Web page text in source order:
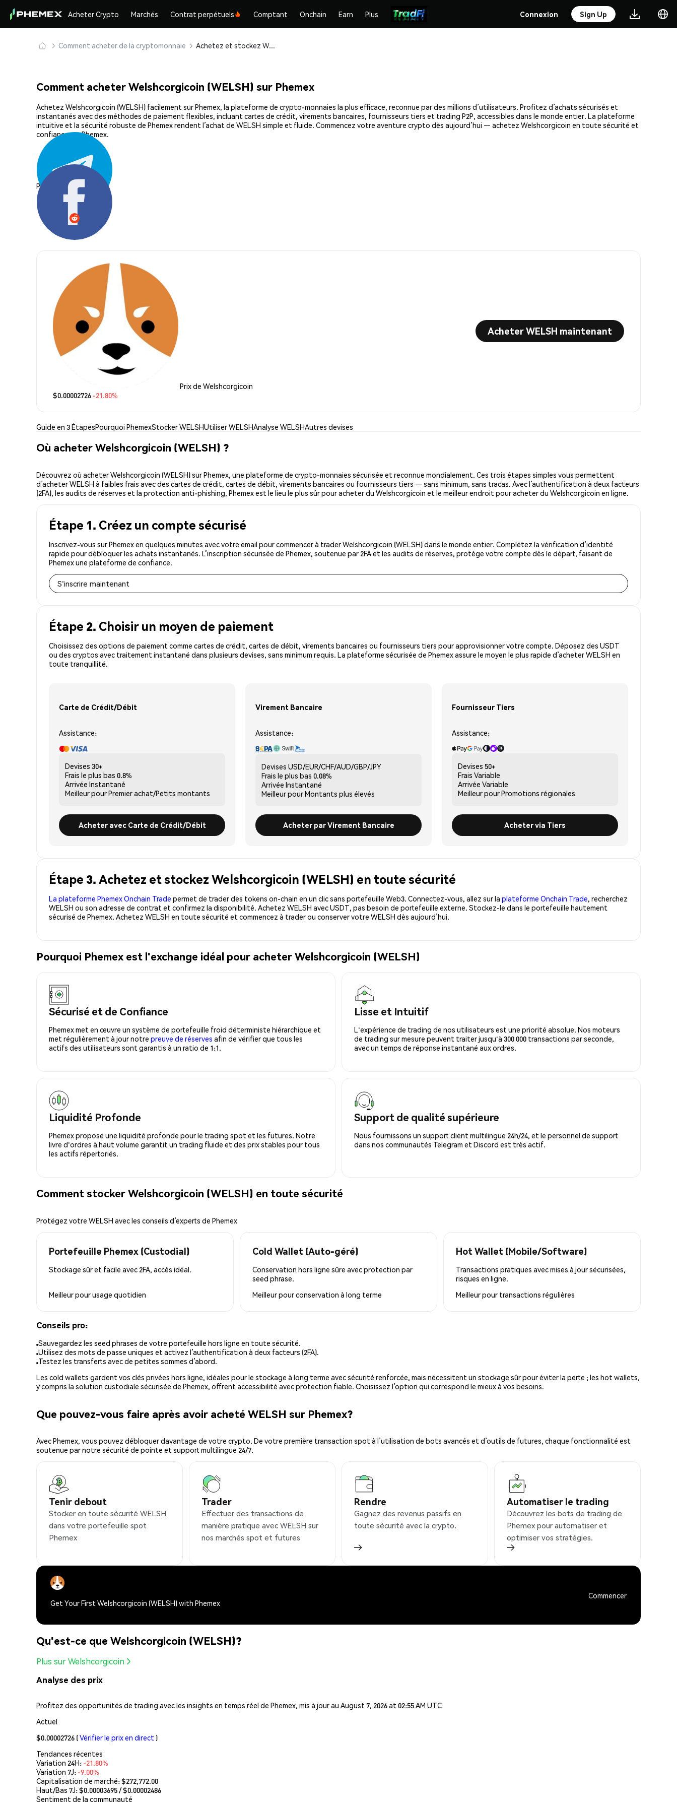
Acheter Crypto Marchés Contrat perpétuels Comptant Onchain Earn Plus Connexion Sign Up
Comment acheter de la cryptomonnaie Achetez et stockez Welshcorgicoin (WELSH) en toute sécurité
Comment acheter Welshcorgicoin (WELSH) sur Phemex
Achetez Welshcorgicoin (WELSH) facilement sur Phemex, la plateforme de crypto-monnaies la plus efficace, reconnue par des millions d’utilisateurs. Profitez d’achats sécurisés et
instantanés avec des méthodes de paiement flexibles, incluant cartes de crédit, virements bancaires, fournisseurs tiers et trading P2P, accessibles dans le monde entier. La plateforme
intuitive et la sécurité robuste de Phemex rendent l’achat de WELSH simple et fluide. Commencez votre aventure crypto dès aujourd’hui — achetez Welshcorgicoin en toute sécurité et
confiance sur Phemex.
Partager:
Prix de Welshcorgicoin
$0.00002726 -21.80%
Acheter WELSH maintenant
Guide en 3 ÉtapesPourquoi PhemexStocker WELSHUtiliser WELSHAnalyse WELSHAutres devises
Où acheter Welshcorgicoin (WELSH) ?
Découvrez où acheter Welshcorgicoin (WELSH) sur Phemex, une plateforme de crypto-monnaies sécurisée et reconnue mondialement. Ces trois étapes simples vous permettent
d’acheter WELSH à faibles frais avec des cartes de crédit, cartes de débit, virements bancaires ou fournisseurs tiers — sans minimum, sans tracas. Avec l’authentification à deux facteurs
(2FA), les audits de réserves et la protection anti-phishing, Phemex est le lieu le plus sûr pour acheter du Welshcorgicoin et le meilleur endroit pour acheter du Welshcorgicoin en ligne.
Étape 1. Créez un compte sécurisé
Inscrivez-vous sur Phemex en quelques minutes avec votre email pour commencer à trader Welshcorgicoin (WELSH) dans le monde entier. Complétez la vérification d’identité
rapide pour débloquer les achats instantanés. L’inscription sécurisée de Phemex, soutenue par 2FA et les audits de réserves, protège votre compte dès le départ, faisant de
Phemex une plateforme de confiance.
S'inscrire maintenant
Étape 2. Choisir un moyen de paiement
Choisissez des options de paiement comme cartes de crédit, cartes de débit, virements bancaires ou fournisseurs tiers pour approvisionner votre compte. Déposez des USDT
ou des cryptos avec traitement instantané dans plusieurs devises, sans minimum requis. La plateforme sécurisée de Phemex assure le moyen le plus rapide d’acheter WELSH en
toute tranquillité.
Carte de Crédit/Débit
Assistance:
Devises 30+
Frais le plus bas 0.8%
Arrivée Instantané
Meilleur pourPremier achat/Petits montants
Acheter avec Carte de Crédit/Débit
Virement Bancaire
Assistance:
Devises USD/EUR/CHF/AUD/GBP/JPY
Frais le plus bas 0.08%
Arrivée Instantané
Meilleur pourMontants plus élevés
Acheter par Virement Bancaire
Fournisseur Tiers
Assistance:
Devises 50+
Frais Variable
Arrivée Variable
Meilleur pourPromotions régionales
Acheter via Tiers
Étape 3. Achetez et stockez Welshcorgicoin (WELSH) en toute sécurité
La plateforme Phemex Onchain Trade permet de trader des tokens on-chain en un clic sans portefeuille Web3. Connectez-vous, allez sur la plateforme Onchain Trade, recherchez
WELSH ou son adresse de contrat et confirmez la disponibilité. Achetez WELSH avec USDT, pas besoin de portefeuille externe. Stockez-le dans le portefeuille hautement
sécurisé de Phemex. Achetez WELSH en toute sécurité et commencez à trader ou conserver votre WELSH dès aujourd’hui.
Pourquoi Phemex est l'exchange idéal pour acheter Welshcorgicoin (WELSH)
Sécurisé et de Confiance
Phemex met en œuvre un système de portefeuille froid déterministe hiérarchique et
met régulièrement à jour notre preuve de réserves afin de vérifier que tous les
actifs des utilisateurs sont garantis à un ratio de 1:1.
Lisse et Intuitif
L'expérience de trading de nos utilisateurs est une priorité absolue. Nos moteurs
de trading sur mesure peuvent traiter jusqu'à 300 000 transactions par seconde,
avec un temps de réponse instantané aux ordres.
Liquidité Profonde
Phemex propose une liquidité profonde pour le trading spot et les futures. Notre
livre d'ordres à haut volume garantit un trading fluide et des prix stables pour tous
les actifs répertoriés.
Support de qualité supérieure
Nous fournissons un support client multilingue 24h/24, et le personnel de support
dans nos communautés Telegram et Discord est très actif.
Comment stocker Welshcorgicoin (WELSH) en toute sécurité
Protégez votre WELSH avec les conseils d’experts de Phemex
Portefeuille Phemex (Custodial)
Stockage sûr et facile avec 2FA, accès idéal.
Meilleur pourusage quotidien
Cold Wallet (Auto-géré)
Conservation hors ligne sûre avec protection par
seed phrase.
Meilleur pourconservation à long terme
Hot Wallet (Mobile/Software)
Transactions pratiques avec mises à jour sécurisées,
risques en ligne.
Meilleur pour transactions régulières
Conseils pro:
Sauvegardez les seed phrases de votre portefeuille hors ligne en toute sécurité.
Utilisez des mots de passe uniques et activez l’authentification à deux facteurs (2FA).
Testez les transferts avec de petites sommes d’abord.
Les cold wallets gardent vos clés privées hors ligne, idéales pour le stockage à long terme avec sécurité renforcée, mais nécessitent un stockage sûr pour éviter la perte ; les hot wallets,
y compris la solution custodiale sécurisée de Phemex, offrent accessibilité avec protection fiable. Choisissez l’option qui correspond le mieux à vos besoins.
Que pouvez-vous faire après avoir acheté WELSH sur Phemex?
Avec Phemex, vous pouvez débloquer davantage de votre crypto. De votre première transaction spot à l’utilisation de bots avancés et d’outils de futures, chaque fonctionnalité est
soutenue par notre sécurité de pointe et support multilingue 24/7.
Tenir debout
Stocker en toute sécurité WELSH
dans votre portefeuille spot
Phemex
Trader
Effectuer des transactions de
manière pratique avec WELSH sur
nos marchés spot et futures
Rendre
Gagnez des revenus passifs en
toute sécurité avec la crypto.
Automatiser le trading
Découvrez les bots de trading de
Phemex pour automatiser et
optimiser vos stratégies.
Get Your First Welshcorgicoin (WELSH) with Phemex
Commencer
Qu'est-ce que Welshcorgicoin (WELSH)?
Plus sur Welshcorgicoin
Analyse des prix
Profitez des opportunités de trading avec les insights en temps réel de Phemex, mis à jour au August 7, 2026 at 02:55 AM UTC
Actuel
$0.00002726 (Vérifier le prix en direct )
Tendances récentes
Variation 24H: -21.80%
Variation 7J: -9.00%
Capitalisation de marché:$272,772.00
Haut/Bas 7J: $0.00003695/ $0.00002486
Sentiment de la communauté